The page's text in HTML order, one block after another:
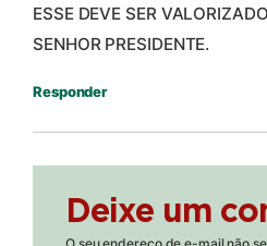
ESSE DEVE SER
SENHOR PRESIDENTE.
Responder
Deixe um